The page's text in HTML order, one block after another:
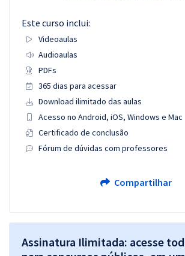
Este curso inclui:
Videoaulas
Audioaulas
PDFs
365 dias para acessar
Download ilimitado das aulas
Acesso no Android, iOS, Windows e Mac
Certificado de conclusão
Fórum de dúvidas com professores
Compartilhar
Assinatura Ilimitada: acesse